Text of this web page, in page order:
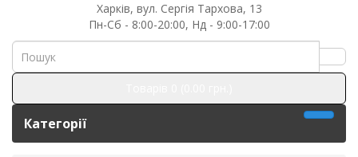
Харків, вул. Сергія Тархова, 13
Пн-Сб - 8:00-20:00, Нд - 9:00-17:00
Категорії